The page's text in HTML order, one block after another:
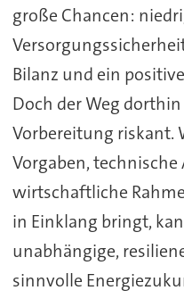
große Chancen:
Bilanz und ein
Doch der Weg
Vorbereitung riskant.
Vorgaben,
wirtschaftliche
in Einklang bringt,
unabhängige,
sinnvolle